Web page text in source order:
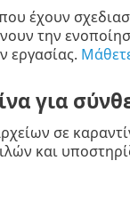
έχουν
την
εργασίας.
για
σε
και